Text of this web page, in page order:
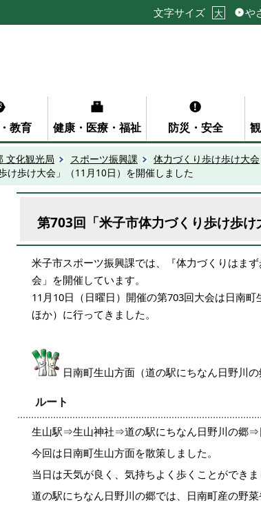
文字サイズ 大 や
教育 健康・医療・福祉 防災・安全
文化観光局 スポーツ振興課 体力づくり歩け歩け大会
け歩け大会」（11月10日）を開催しました
第703回「米子市体力づくり歩け歩
米子市スポーツ振興課では、『体力づくりはま
会」を開催しています。
11月10日（日曜日）開催の第703回大会は日南
ほか）に行ってきました。
日南町生山方面（道の駅にちなん日野川
ルート
生山駅⇒生山神社⇒道の駅にちなん日野川の郷⇒
今回は日南町生山方面を散策しました。
当日は天気が良く、気持ちよく歩くことができま
道の駅にちなん日野川の郷では、日南町産の野